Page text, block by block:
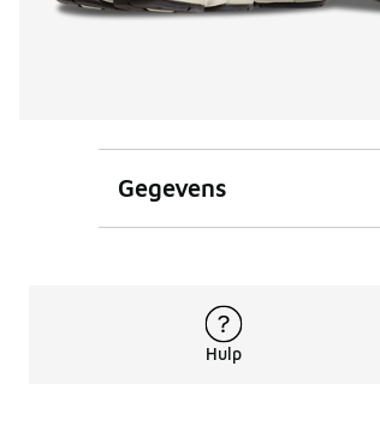
Gegevens
Hulp